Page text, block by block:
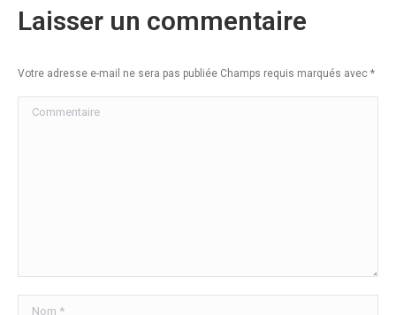
Laisser un commentaire
Votre adresse e-mail ne sera pas publiée Champs requis marqués avec *
Commentaire
Nom *